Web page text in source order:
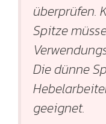
überprüfen.
Spitze
Die dünne
geeignet.